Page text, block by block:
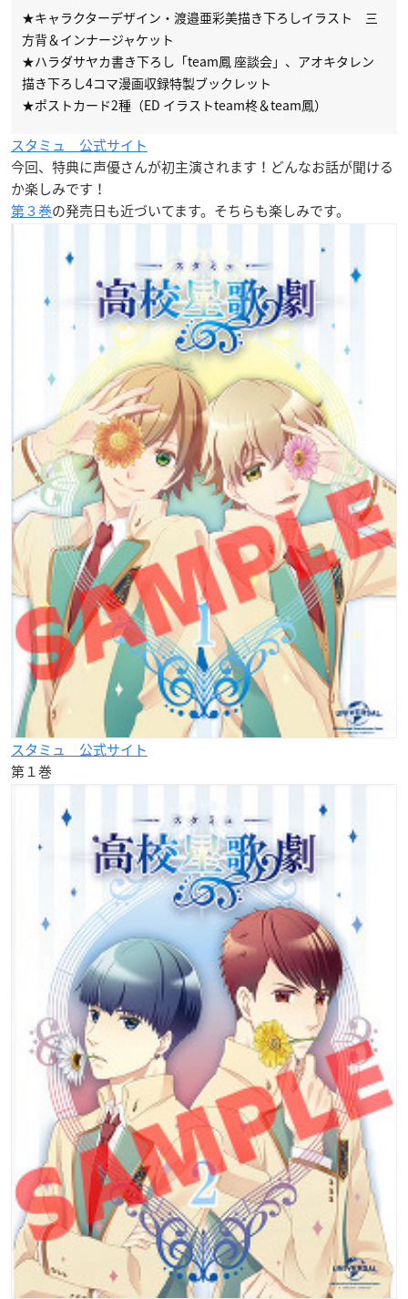
★キャラクターデザイン・渡邉亜彩美描き下ろしイラスト 三
方背＆インナージャケット
★ハラダサヤカ書き下ろし「team鳳 座談会」、アオキタレン
描き下ろし4コマ漫画収録特製ブックレット
★ポストカード2種（ED イラストteam柊＆team鳳）
スタミュ 公式サイト
今回、特典に声優さんが初主演されます！どんなお話が聞ける
か楽しみです！
第３巻の発売日も近づいてます。そちらも楽しみです。
スタミュ 公式サイト
第１巻